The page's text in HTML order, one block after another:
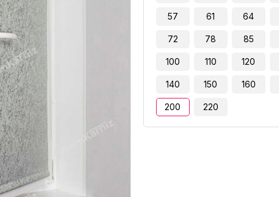
57 61 64
72 78 85
100 110 120
140 150 160
200 220